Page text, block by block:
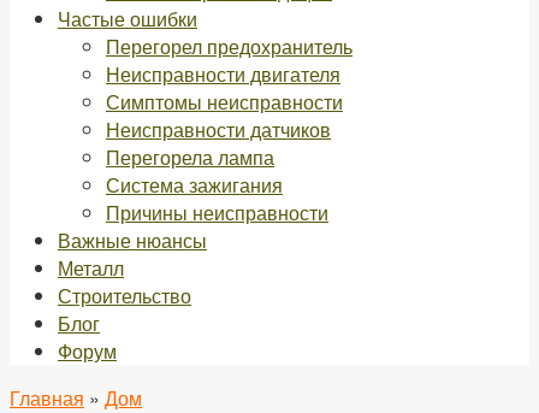
Частые ошибки
Перегорел предохранитель
Неисправности двигателя
Симптомы неисправности
Неисправности датчиков
Перегорела лампа
Система зажигания
Причины неисправности
Важные нюансы
Металл
Строительство
Блог
Форум
Главная » Дом